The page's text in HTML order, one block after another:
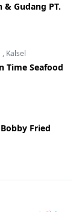
Gudang PT.
, Kalsel
Time Seafood
Fried